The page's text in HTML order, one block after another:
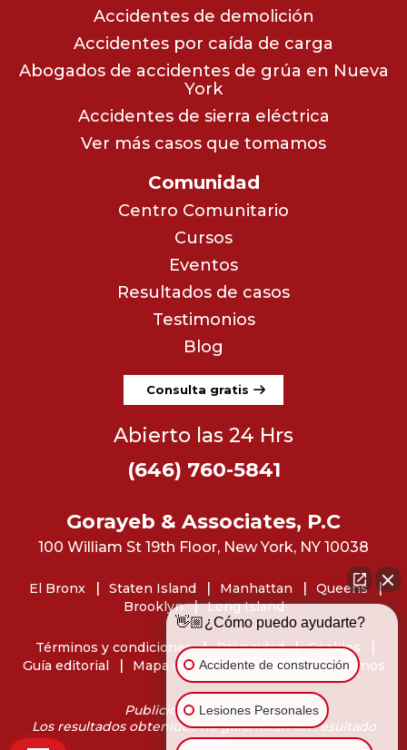
Accidentes de demolición
Accidentes por caída de carga
Abogados de accidentes de grúa en Nueva
York
Accidentes de sierra eléctrica
Ver más casos que tomamos
Comunidad
Centro Comunitario
Cursos
Eventos
Resultados de casos
Testimonios
Blog
Consulta gratis
Abierto las 24 Hrs
(646) 760-5841
Gorayeb & Associates, P.C
100 William St 19th Floor, New York, NY 10038
Publicidad de abogados
Los resultados obtenidos no garantizan un resultado
similar.
El Bronx Staten Island Manhattan
Queens
Brooklyn
Long Island
Términos y condiciones Privacidad
Cookies
Guía editorial
Mapa del sitio Dónde encontrarnos
👋🏼¿Cómo puedo ayudarte?
Accidente de construcción
Lesiones Personales